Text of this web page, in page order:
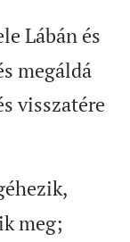
Lábán és
megáldá
visszatére
meg;